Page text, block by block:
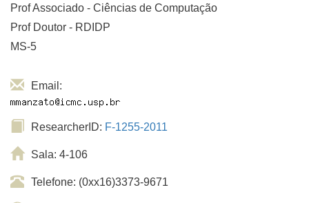
Prof Associado - Ciências de Computação
Prof Doutor - RDIDP
MS-5
Email:
ResearcherID: F-1255-2011
Sala: 4-106
Telefone: (0xx16)3373-9671